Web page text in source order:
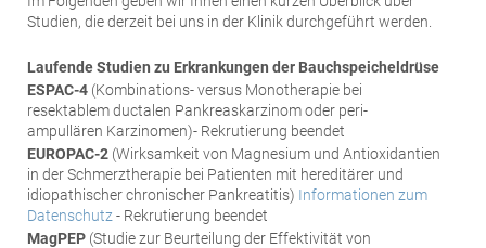
Studien, die derzeit bei uns in der Klinik durchgeführt werden.
Laufende Studien zu Erkrankungen der Bauchspeicheldrüse
ESPAC-4 (Kombinations- versus Monotherapie bei
resektablem ductalen Pankreaskarzinom oder peri-
ampullären Karzinomen)- Rekrutierung beendet
EUROPAC-2 (Wirksamkeit von Magnesium und Antioxidantien
in der Schmerztherapie bei Patienten mit hereditärer und
idiopathischer chronischer Pankreatitis) Informationen zum
Datenschutz - Rekrutierung beendet
MagPEP (Studie zur Beurteilung der Effektivität von